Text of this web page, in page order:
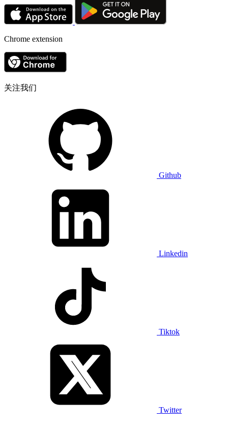
Chrome extension
关注我们
Github
Linkedin
Tiktok
Twitter